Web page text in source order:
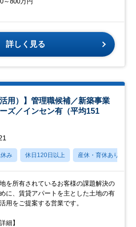
詳しく見る
用）】管理職候補／新築事業
ズ／インセン有（平均151
み 休日120日以上 産休・育休あり
を所有されているお客様の課題解決の
に、賃貸アパートを主とした土地の有
用をご提案する営業です。
詳細】